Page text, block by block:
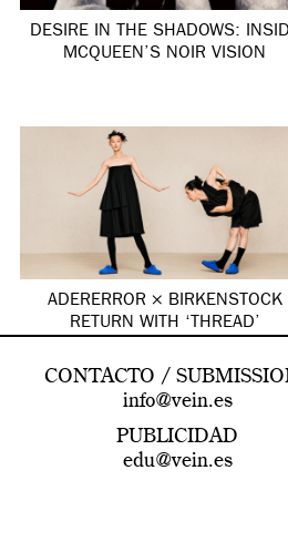
DESIRE IN THE SHADOWS:
MCQUEEN’S NOIR VISION
ADERERROR × BIRKENSTOCK
RETURN WITH ‘THREAD’
CONTACTO /
info@vein.es
PUBLICIDAD
edu@vein.es